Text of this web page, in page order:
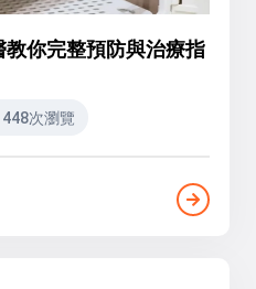
你完整預防與治療指
448次瀏覽